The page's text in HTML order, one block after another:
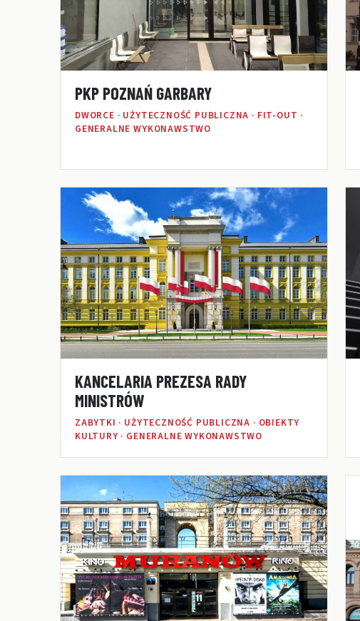
PKP POZNAŃ GARBARY
DWORCE · UŻYTECZNOŚĆ PUBLICZNA · FIT-OUT ·
GENERALNE WYKONAWSTWO
KANCELARIA PREZESA RADY
MINISTRÓW
ZABYTKI · UŻYTECZNOŚĆ PUBLICZNA · OBIEKTY
KULTURY · GENERALNE WYKONAWSTWO